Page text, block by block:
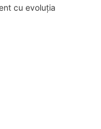
cu evoluția